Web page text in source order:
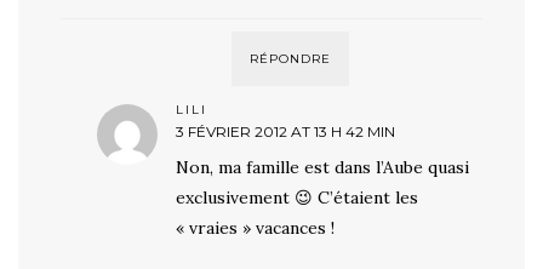
RÉPONDRE
LILI
3 FÉVRIER 2012 AT 13 H 42 MIN
Non, ma famille est dans l’Aube quasi
exclusivement 😉 C’étaient les
« vraies » vacances !